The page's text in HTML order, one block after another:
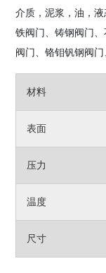
介质，泥浆，油，
铁阀门、铸钢阀门
阀门、铬钼钒钢阀
材料
表面
压力
温度
尺寸